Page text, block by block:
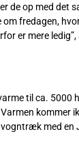
de op med det
fredagen,
er mere
til ca. 5000
kommer
med en